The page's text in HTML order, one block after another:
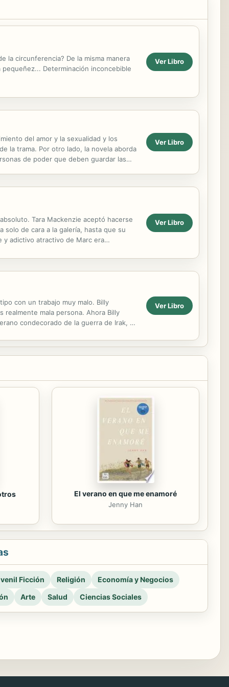
la circunferencia? De la misma manera
Determinación inconcebible
Ver Libro
del amor y la sexualidad y los
la trama. Por otro lado, la novela aborda
de poder que deben guardar las
Ver Libro
Tara Mackenzie aceptó hacerse
solo de cara a la galería, hasta que su
y adictivo atractivo de Marc era
Ver Libro
con un trabajo muy malo. Billy
mala persona. Ahora Billy
condecorado de la guerra de Irak, un
Ver Libro
El verano en que me enamoré
Jenny Han
Ficción Religión
Economía y Negocios
Arte Salud Ciencias Sociales